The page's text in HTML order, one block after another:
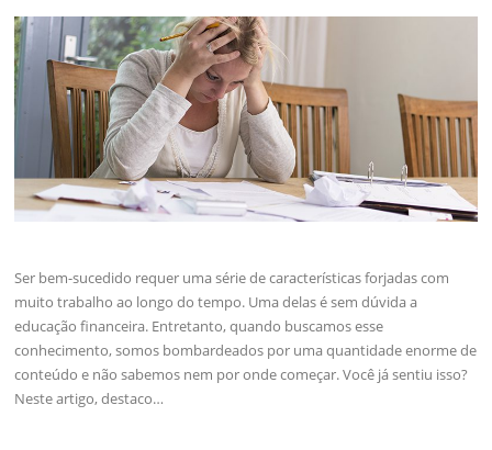
Ser bem-sucedido requer uma série de características forjadas com
muito trabalho ao longo do tempo. Uma delas é sem dúvida a
educação financeira. Entretanto, quando buscamos esse
conhecimento, somos bombardeados por uma quantidade enorme de
conteúdo e não sabemos nem por onde começar. Você já sentiu isso?
Neste artigo, destaco…